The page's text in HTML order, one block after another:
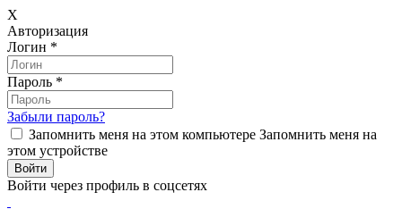
X
Авторизация
Логин *
Пароль *
Забыли пароль?
Запомнить меня на этом компьютере Запомнить меня на
этом устройстве
Войти через профиль в соцсетях